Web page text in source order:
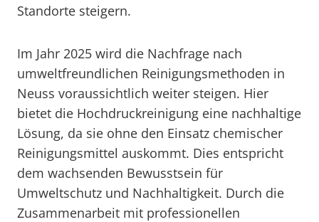
Standorte steigern.
Im Jahr 2025 wird die Nachfrage nach
umweltfreundlichen Reinigungsmethoden in
Neuss voraussichtlich weiter steigen. Hier
bietet die Hochdruckreinigung eine nachhaltige
Lösung, da sie ohne den Einsatz chemischer
Reinigungsmittel auskommt. Dies entspricht
dem wachsenden Bewusstsein für
Umweltschutz und Nachhaltigkeit. Durch die
Zusammenarbeit mit professionellen